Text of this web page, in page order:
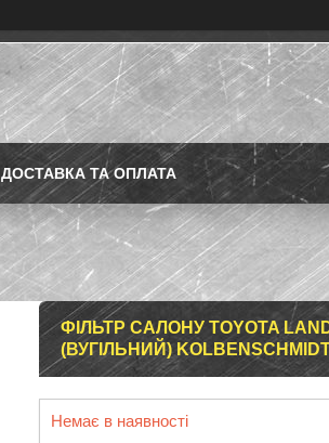
ДОСТАВКА ТА ОПЛАТА
ФІЛЬТР САЛОНУ TOYOTA
(ВУГІЛЬНИЙ)
Немає в наявності